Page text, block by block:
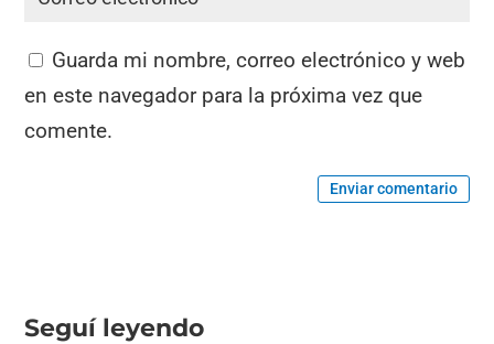
Guarda mi nombre, correo electrónico y web
en este navegador para la próxima vez que
comente.
Enviar comentario
Seguí leyendo